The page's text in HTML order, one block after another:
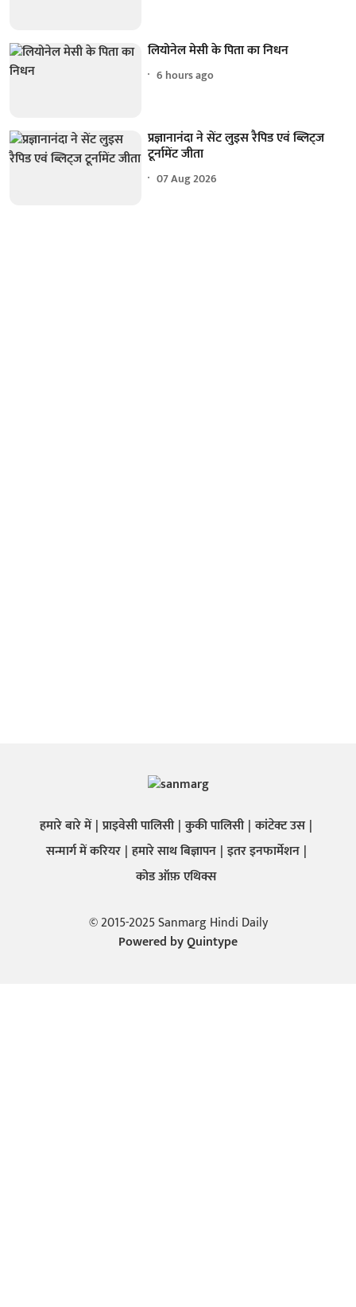
लियोनेल मेसी के पिता का निधन
6 hours ago
प्रज्ञानानंदा ने सेंट लुइस रैपिड एवं ब्लिट्ज
टूर्नामेंट जीता
07 Aug 2026
हमारे बारे में प्राइवेसी पालिसी कुकी पालिसी कांटेक्ट उस
सन्मार्ग में करियर हमारे साथ बिज्ञापन इतर इनफार्मेशन
कोड ऑफ़ एथिक्स
© 2015-2025 Sanmarg Hindi Daily
Powered byQuintype